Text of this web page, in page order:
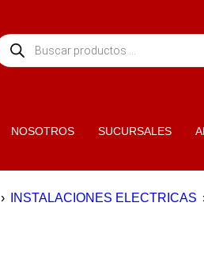
NOSOTROS SUCURSALES
› INSTALACIONES ELECTRICAS